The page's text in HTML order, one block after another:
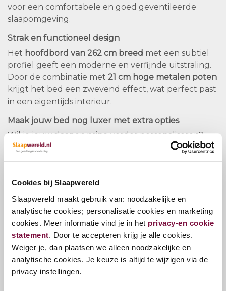
Cookies bij Slaapwereld
Slaapwereld maakt gebruik van: noodzakelijke en
analytische cookies; personalisatie cookies en marketing
cookies. Meer informatie vind je in het privacy-en cookie
statement. Door te accepteren krijg je alle cookies.
Weiger je, dan plaatsen we alleen noodzakelijke en
analytische cookies. Je keuze is altijd te wijzigen via de
privacy instellingen.
voor een comfortabele en goed geventileerde
slaapomgeving.
Strak en functioneel design
Het hoofdbord van 262 cm breed met een subtiel
profiel geeft een moderne en verfijnde uitstraling.
Door de combinatie met 21 cm hoge metalen poten
krijgt het bed een zwevend effect, wat perfect past
in een eigentijds interieur.
Maak jouw bed nog luxer met extra opties
Wil je jouw slaapervaring verder personaliseren?
Overweeg dan:
Leeslamp met USB-A laadstation
gebruiksgemak
Partner-matrasvoor individuele ondersteuning
per kant
Partner-matras: Samen slapen, individueel comfort
Voor optimaal slaapcomfort kunnen jij en je partner
per kant een matras kiezen die aansluit bij jullie